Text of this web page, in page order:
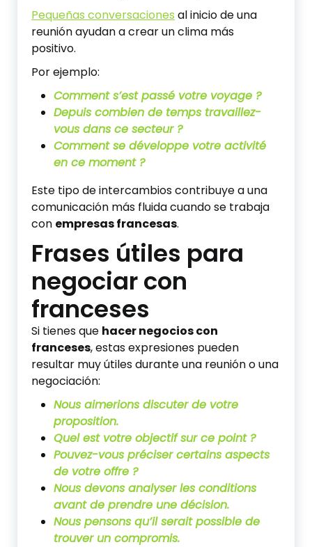
Pequeñas conversaciones al inicio de una
reunión ayudan a crear un clima más
positivo.
Por ejemplo:
Comment s’est passé votre voyage ?
Depuis combien de temps travaillez-
vous dans ce secteur ?
Comment se développe votre activité
en ce moment ?
Este tipo de intercambios contribuye a una
comunicación más fluida cuando se trabaja
con empresas francesas.
Frases útiles para
negociar con
franceses
Si tienes que hacer negocios con
franceses, estas expresiones pueden
resultar muy útiles durante una reunión o una
negociación:
Nous aimerions discuter de votre
proposition.
Quel est votre objectif sur ce point ?
Pouvez-vous préciser certains aspects
de votre offre ?
Nous devons analyser les conditions
avant de prendre une décision.
Nous pensons qu’il serait possible de
trouver un compromis.